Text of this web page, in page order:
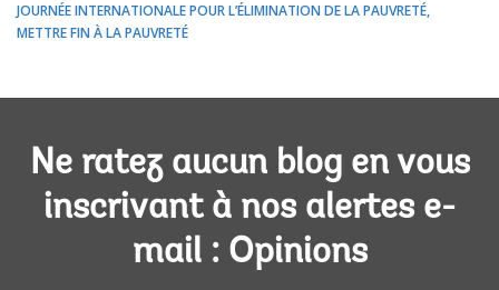
JOURNÉE INTERNATIONALE POUR L’ÉLIMINATION DE LA PAUVRETÉ
METTRE FIN À LA PAUVRETÉ
Ne ratez aucun blog en vous
inscrivant à nos alertes e-
mail : Opinions